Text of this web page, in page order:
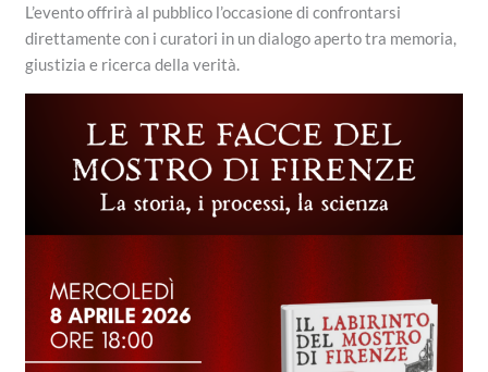
L’evento offrirà al pubblico l’occasione di confrontarsi
direttamente con i curatori in un dialogo aperto tra memoria,
giustizia e ricerca della verità.